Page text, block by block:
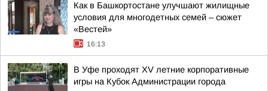
Как в Башкортостане улучшают жилищные
условия для многодетных семей – сюжет
«Вестей»
16:13
В Уфе проходят XV летние корпоративные
игры на Кубок Администрации города